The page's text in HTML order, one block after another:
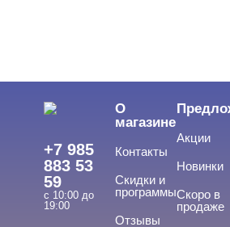
Сопутствующие жидкости
Расходные материалы
Аксессуары
+7 985
883 53
59
с 10:00 до
19:00
О
магазине
Контакты
Скидки и
программы
Отзывы
Акции
Новинки
Скоро в
продаже